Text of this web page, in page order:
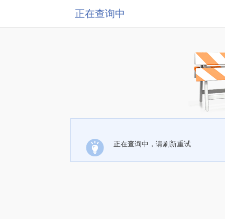
正在查询中
正在查询中，请刷新重试